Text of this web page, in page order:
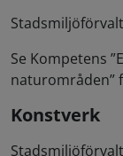
Se Kompetens
naturområden”
Konstverk